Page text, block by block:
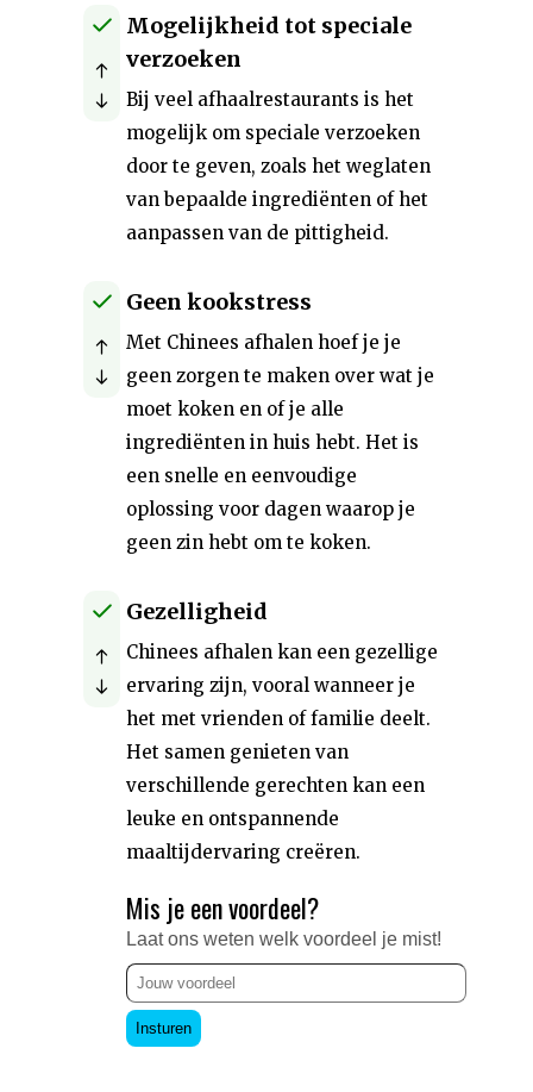
Mogelijkheid tot speciale
verzoeken
Bij veel afhaalrestaurants is het
mogelijk om speciale verzoeken
door te geven, zoals het weglaten
van bepaalde ingrediënten of het
aanpassen van de pittigheid.
Geen kookstress
Met Chinees afhalen hoef je je
geen zorgen te maken over wat je
moet koken en of je alle
ingrediënten in huis hebt. Het is
een snelle en eenvoudige
oplossing voor dagen waarop je
geen zin hebt om te koken.
Gezelligheid
Chinees afhalen kan een gezellige
ervaring zijn, vooral wanneer je
het met vrienden of familie deelt.
Het samen genieten van
verschillende gerechten kan een
leuke en ontspannende
maaltijdervaring creëren.
Mis je een voordeel?
Laat ons weten welk voordeel je mist!
Insturen